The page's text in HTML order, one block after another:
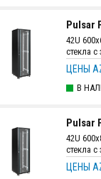
Pulsar
42U
стекла
с
; В
сборка.
ЦЕНЫ
В
Pulsar
42U
стекла
с
; В
ЦЕНЫ